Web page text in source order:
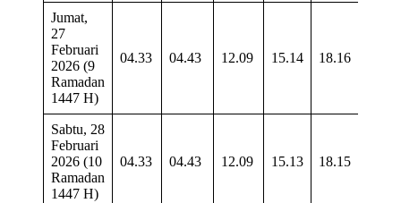
Jumat,
27
Februari
2026 (9
Ramadan
1447 H)
04.33 04.43 12.09 15.14 18.16
Sabtu, 28
Februari
2026 (10
Ramadan
1447 H)
04.33 04.43 12.09 15.13 18.15